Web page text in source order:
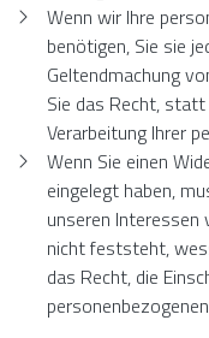
Wenn wir Ihre
benötigen, Sie sie
Geltendmachung
Sie das Recht, statt
Verarbeitung Ihrer
Wenn Sie einen
eingelegt haben,
unseren Interessen
nicht feststeht,
das Recht, die